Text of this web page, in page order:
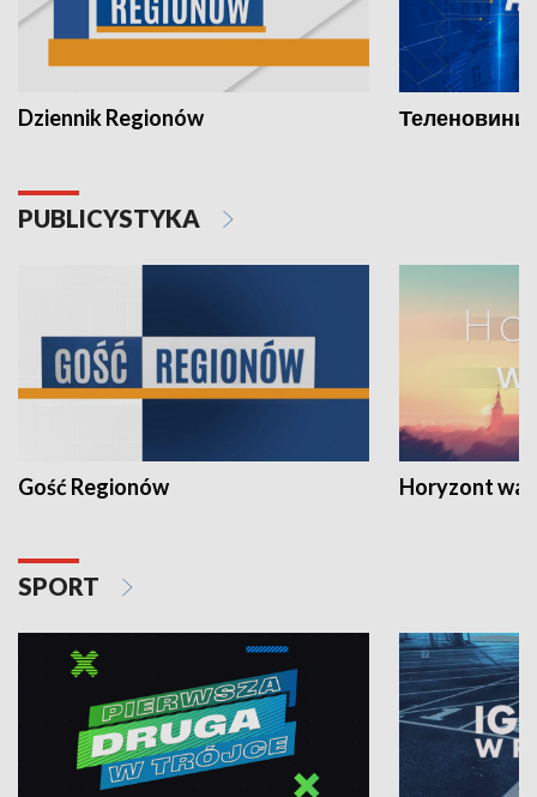
Dziennik Regionów Теленовини
PUBLICYSTYKA
Gość Regionów Horyzont
SPORT